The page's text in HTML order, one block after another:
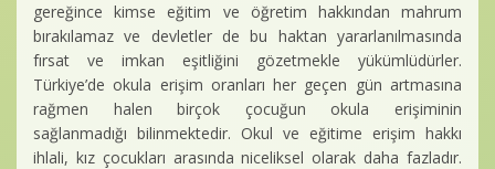
gereğince kimse eğitim ve öğretim hakkından mahrum
bırakılamaz ve devletler de bu haktan yararlanılmasında
fırsat ve imkan eşitliğini gözetmekle yükümlüdürler.
Türkiye’de okula erişim oranları her geçen gün artmasına
rağmen halen birçok çocuğun okula erişiminin
sağlanmadığı bilinmektedir. Okul ve eğitime erişim hakkı
ihlali, kız çocukları arasında niceliksel olarak daha fazladır.